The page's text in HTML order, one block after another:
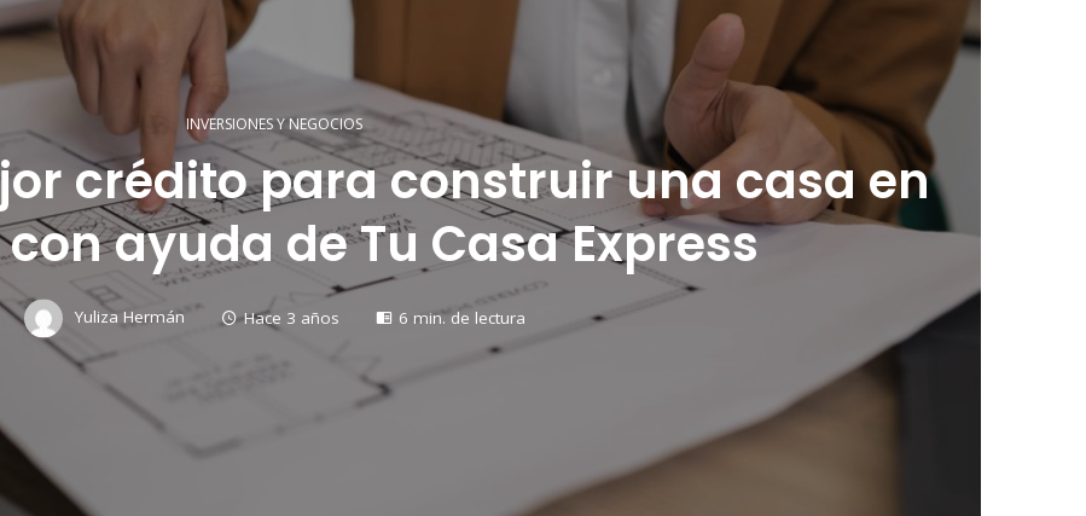
INVERSIONES Y NEGOCIOS
crédito para construir una casa en
ayuda de Tu Casa Express
Yuliza Hermán Hace 3 años 6 min. de lectura